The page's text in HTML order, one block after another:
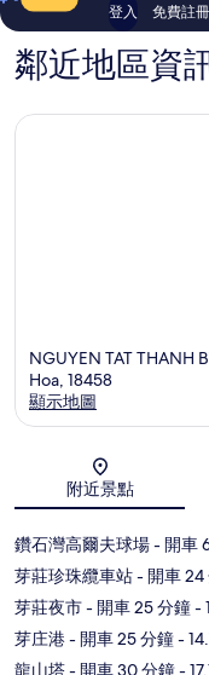
登入 免費註冊
鄰近地區資
NGUYEN TAT THANH
Hoa, 18458
顯示地圖
附近景點
鑽石灣高爾夫球場- 開車
芽莊珍珠纜車站- 開車 24
芽莊夜市- 開車 25 分鐘-
芽庄港- 開車 25 分鐘-
龍山塔- 開車 30 分鐘-